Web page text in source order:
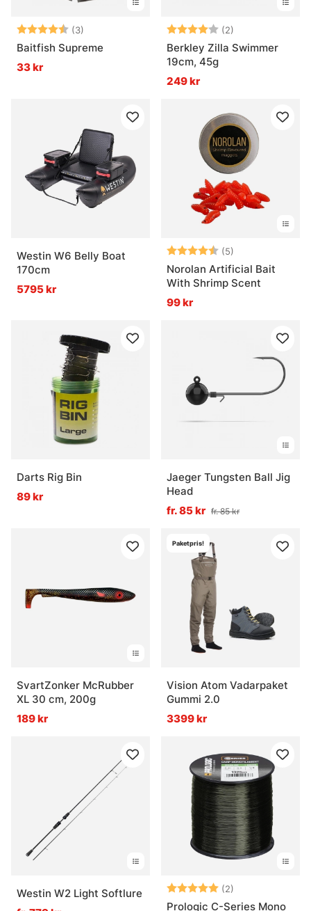
Betyg: (3)
4.3 utav 5 stjärnor
Baitfish Supreme
33 kr
Betyg: (2)
Berkley Zilla Swimmer
19cm, 45g
249 kr
Westin W6 Belly Boat
170cm
5795 kr
Betyg: (5)
Norolan Artificial Bait
With Shrimp Scent
99 kr
Darts Rig Bin
89 kr
Jaeger Tungsten Ball Jig
Head
fr. 85 kr fr. 85 kr
SvartZonker McRubber
XL 30 cm, 200g
189 kr
Paketpris!
Vision Atom Vadarpaket
Gummi 2.0
3399 kr
Westin W2 Light Softlure
Betyg: (2)
Prologic C-Series Mono